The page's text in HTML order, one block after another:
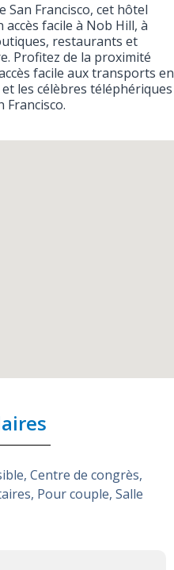
Francisco, cet hôtel
facile à Nob Hill, à
restaurants et
Profitez de la proximité
facile aux transports en
les célèbres téléphériques
Francisco.
, Centre de congrès,
, Pour couple, Salle